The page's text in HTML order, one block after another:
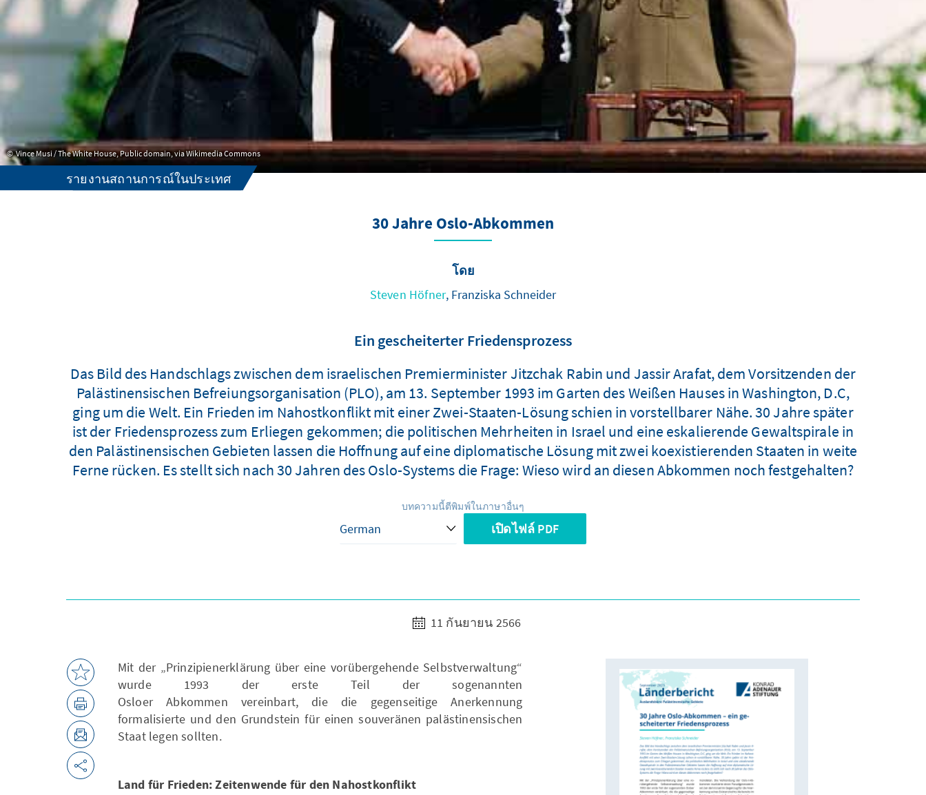
Vince Musi / The White House, Public domain, via Wikimedia Commons
รายงานสถานการณ์ในประเทศ
30 Jahre Oslo-Abkommen
โดย
Steven Höfner, Franziska Schneider
Ein gescheiterter Friedensprozess
Das Bild des Handschlags zwischen dem israelischen Premierminister Jitzchak Rabin und Jassir Arafat, dem Vorsitzenden der
Palästinensischen Befreiungsorganisation (PLO), am 13. September 1993 im Garten des Weißen Hauses in Washington, D.C,
ging um die Welt. Ein Frieden im Nahostkonflikt mit einer Zwei-Staaten-Lösung schien in vorstellbarer Nähe. 30 Jahre später
ist der Friedensprozess zum Erliegen gekommen; die politischen Mehrheiten in Israel und eine eskalierende Gewaltspirale in
den Palästinensischen Gebieten lassen die Hoffnung auf eine diplomatische Lösung mit zwei koexistierenden Staaten in weite
Ferne rücken. Es stellt sich nach 30 Jahren des Oslo-Systems die Frage: Wieso wird an diesen Abkommen noch festgehalten?
บทความนี้ตีพิมพ์ในภาษาอื่นๆ
เปิดไฟล์ PDF
11 กันยายน 2566
Mit der „Prinzipienerklärung über eine vorübergehende Selbstverwaltung“
wurde 1993 der erste Teil der sogenannten
Osloer Abkommen vereinbart, die die gegenseitige Anerkennung
formalisierte und den Grundstein für einen souveränen palästinensischen
Staat legen sollten.
Land für Frieden: Zeitenwende für den Nahostkonflikt